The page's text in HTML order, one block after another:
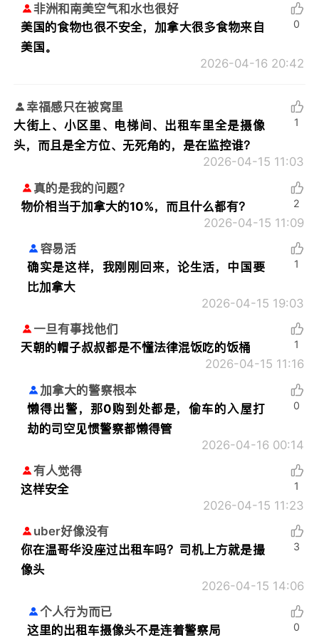
非洲和南美空气和水也很好
美国的食物也很不安全，加拿大很多食物来自
美国。
2026-04-16 20:42
0
幸福感只在被窝里
大街上、小区里、电梯间、出租车里全是摄像
头，而且是全方位、无死角的，是在监控谁？
2026-04-15 11:03
1
真的是我的问题？
物价相当于加拿大的10%，而且什么都有？
2026-04-15 11:09
2
容易活
确实是这样，我刚刚回来，论生活，中国要
比加拿大
2026-04-15 19:03
1
一旦有事找他们
天朝的帽子叔叔都是不懂法律混饭吃的饭桶
2026-04-15 11:16
1
加拿大的警察根本
懒得出警，那0购到处都是，偷车的入屋打
劫的司空见惯警察都懒得管
2026-04-16 00:14
0
有人觉得
这样安全
2026-04-15 11:23
1
uber好像没有
你在温哥华没座过出租车吗？司机上方就是撮
像头
2026-04-15 14:06
3
个人行为而已
这里的出租车摄像头不是连着警察局
0